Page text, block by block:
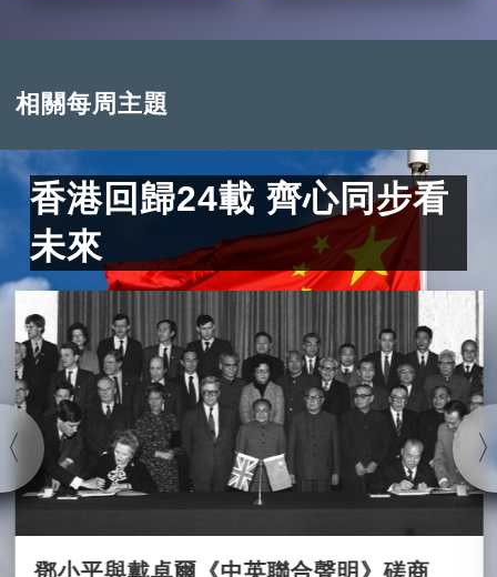
相關每周主題
香港回歸24載 齊心同步看
未來
鄧小平與戴卓爾《中英聯合聲明》磋商